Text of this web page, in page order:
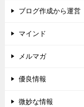
ブログ作成から運営
マインド
メルマガ
優良情報
微妙な情報